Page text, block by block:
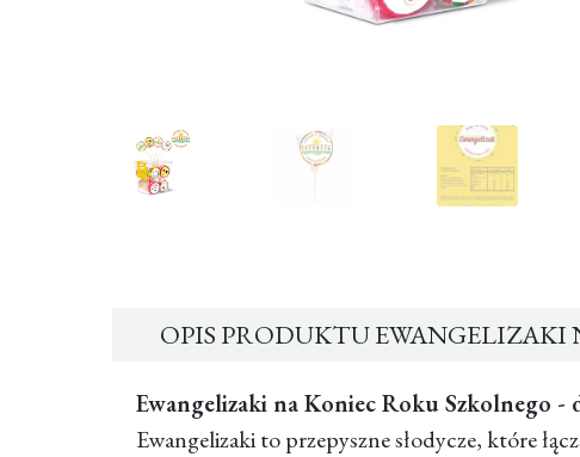
OPIS PRODUKTU EWANGELIZAKI
Ewangelizaki na Koniec Roku Szkolnego -
Ewangelizaki to przepyszne słodycze, które